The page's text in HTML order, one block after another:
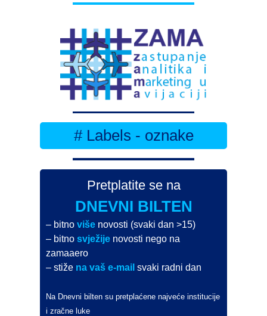
# Labels - oznake
Pretplatite se na
DNEVNI BILTEN
– bitnoviše novosti (svaki dan >15)
– bitnosvježije novosti nego na
zamaaero
– stiže na vaš e-mail svaki radni dan
Na Dnevni bilten su pretplaćene najveće institucije
i zračne luke